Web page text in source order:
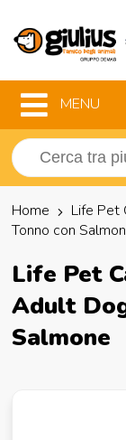
MENU
Home Life Pet
Tonno con
Life Pet
Adult
Salmone